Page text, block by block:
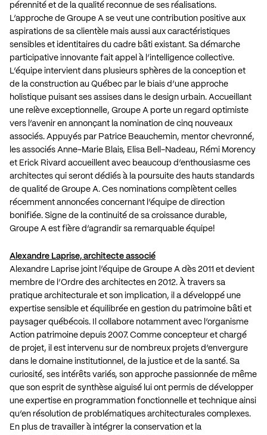
pérennité et de la qualité reconnue de ses réalisations.
L’approche de Groupe A se veut une contribution positive aux
aspirations de sa clientèle mais aussi aux caractéristiques
sensibles et identitaires du cadre bâti existant. Sa démarche
participative innovante fait appel à l’intelligence collective.
L’équipe intervient dans plusieurs sphères de la conception et
de la construction au Québec par le biais d’une approche
holistique puisant ses assises dans le design urbain. Accueillant
une relève exceptionnelle, Groupe A porte un regard optimiste
vers l’avenir en annonçant la nomination de cinq nouveaux
associés. Appuyés par Patrice Beauchemin, mentor chevronné,
les associés Anne-Marie Blais, Elisa Bell-Nadeau, Rémi Morency
et Erick Rivard accueillent avec beaucoup d’enthousiasme ces
architectes qui seront dédiés à la poursuite des hauts standards
de qualité de Groupe A. Ces nominations complètent celles
récemment annoncées concernant l’équipe de direction
bonifiée. Signe de la continuité de sa croissance durable,
Groupe A est fière d’agrandir sa remarquable équipe!
Alexandre Laprise, architecte associé
Alexandre Laprise joint l’équipe de Groupe A dès 2011 et devient
membre de l’Ordre des architectes en 2012. À travers sa
pratique architecturale et son implication, il a développé une
expertise sensible et équilibrée en gestion du patrimoine bâti et
paysager québécois. Il collabore notamment avec l’organisme
Action patrimoine depuis 2007. Comme concepteur et chargé
de projet, il est intervenu sur de nombreux projets d’envergure
dans le domaine institutionnel, de la justice et de la santé. Sa
curiosité, ses intérêts variés, son approche passionnée de même
que son esprit de synthèse aiguisé lui ont permis de développer
une expertise en programmation fonctionnelle et technique ainsi
qu’en résolution de problématiques architecturales complexes.
En plus de travailler à intégrer la conservation et la